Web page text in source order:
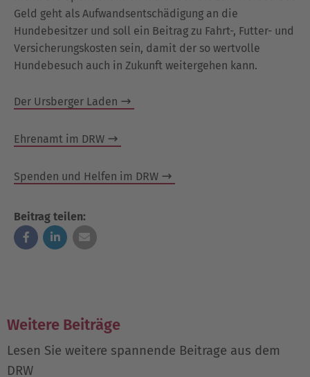
Geld geht als Aufwandsentschädigung an die
Hundebesitzer und soll ein Beitrag zu Fahrt-, Futter- und
Versicherungskosten sein, damit der so wertvolle
Hundebesuch auch in Zukunft weitergehen kann.
Der Ursberger Laden
Ehrenamt im DRW
Spenden und Helfen im DRW
Beitrag teilen:
Weitere Beiträge
Lesen Sie weitere spannende Beitrage aus dem
DRW